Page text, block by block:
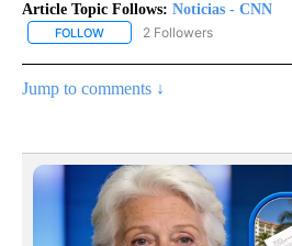
Article Topic Follows: Noticias - CNN
FOLLOW FOLLOW "NOTICIAS - CNN" TO
2 Followers
Jump to comments ↓